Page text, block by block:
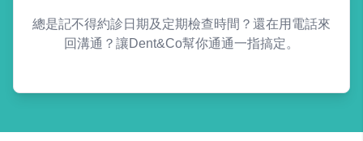
總是記不得約診日期及定期檢查時間？還在用電話來
回溝通？讓Dent&Co幫你通通一指搞定。